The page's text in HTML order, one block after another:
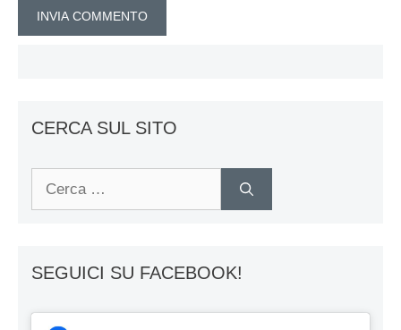
CERCA SUL SITO
Ricerca
SEGUICI SU FACEBOOK!